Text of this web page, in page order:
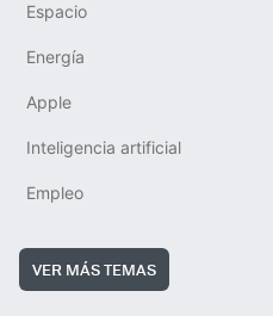
Espacio
Energía
Apple
Inteligencia artificial
Empleo
VER MÁS TEMAS